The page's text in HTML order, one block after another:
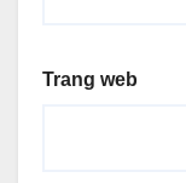
Trang web